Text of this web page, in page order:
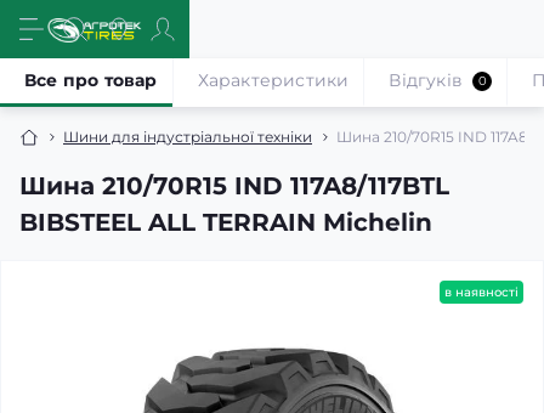
Шини для індустріальної техніки Шина 210/70R15 IND 117A8/
Шина 210/70R15 IND 117A8/117BTL
BIBSTEEL ALL TERRAIN Michelin
Все про товар Характеристики Відгуків 0
в наявності